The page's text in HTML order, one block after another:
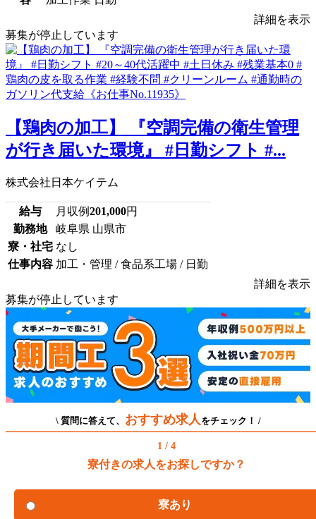
詳細を表示
募集が停止しています
【鶏肉の加工】 『空調完備の衛生管理
が行き届いた環境』 #日勤シフト #...
株式会社日本ケイテム
給与 月収例201,000円
勤務地
岐阜県 山県市
寮・社宅 なし
仕事内容 加工・管理 / 食品系工場 / 日勤
詳細を表示
募集が停止しています
\ 質問に答えて、 おすすめ求人 をチェック！ /
1 / 4
寮付きの求人をお探しですか？
寮あり